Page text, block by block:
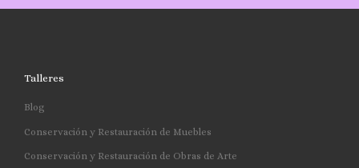
Talleres
Blog
Conservación y Restauración de Muebles
Conservación y Restauración de Obras de Arte